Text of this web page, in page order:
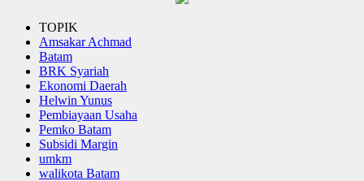
TOPIK
Amsakar Achmad
Batam
BRK Syariah
Ekonomi Daerah
Helwin Yunus
Pembiayaan Usaha
Pemko Batam
Subsidi Margin
umkm
walikota Batam